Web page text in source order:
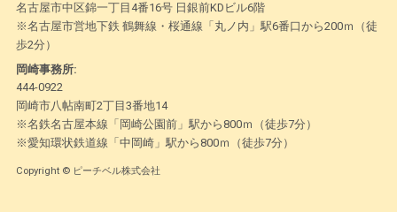
名古屋市中区錦一丁目4番16号 日銀前KDビル6階
※名古屋市営地下鉄 鶴舞線・桜通線「丸ノ内」駅6番口から200ｍ（徒
歩2分）
岡崎事務所:
444-0922
岡崎市八帖南町2丁目3番地14
※名鉄名古屋本線「岡崎公園前」駅から800ｍ（徒歩7分）
※愛知環状鉄道線「中岡崎」駅から800ｍ（徒歩7分）
Copyright © ピーチベル株式会社